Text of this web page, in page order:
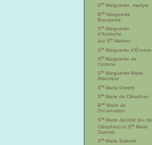
Ste Marguerite, martyre
Bse Marguerite
Bourgeois
Ste Marguerite
d’Antioche
(ou Ste Marine)
Ste Marguerite d’Écosse
Ste Marguerite de
Cortone
Ste Marguerite-Marie
Alacoque
Ste Maria Goretti
Ste Marie de Cléophas
Bse Marie de
l’Incarnation
Ste Marie Jacobé (ou de
Cléophas) et Ste Marie
Salomé
Ste Marie Salomé